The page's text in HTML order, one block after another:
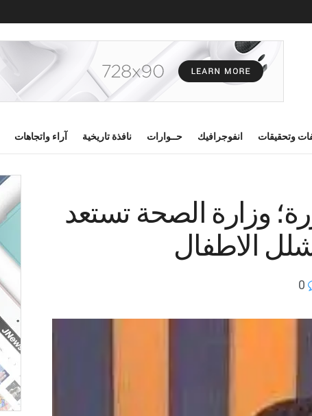
وتحقيقات انفوجرافيك حــوارات نافذة تاريخية آراء واتجاهات
وزارة الصحة تستعد
الاطفال